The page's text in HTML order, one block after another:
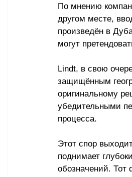
По мнению
другом месте,
произведён в
могут
Lindt, в свою
защищённым
оригинальному
убедительными
процесса.
Этот спор
поднимает
обозначений. Тот